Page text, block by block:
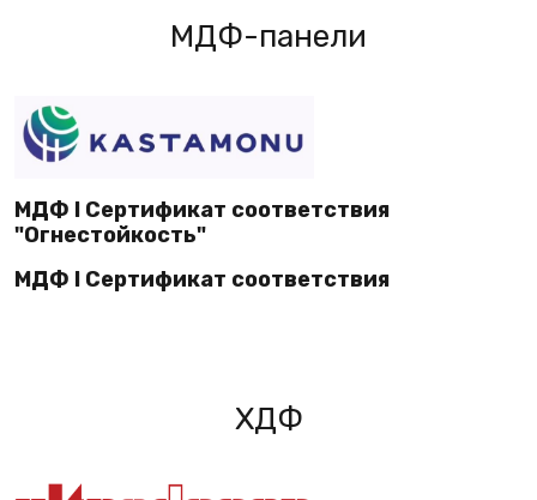
МДФ-панели
МДФ I Сертификат соответствия
"Огнестойкость"
МДФ I Сертификат соответствия
ХДФ